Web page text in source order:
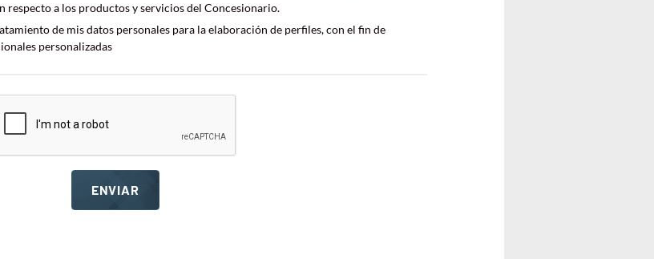
respecto a los productos y servicios del Concesionario.
de mis datos personales para la elaboración de perfiles, con el fin de
personalizadas